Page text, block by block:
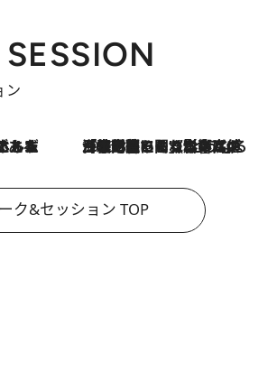
ン
2026.8.3
「住宅建てられない…」「サーチャージ料の高値が続いている」ホルムズ海峡封鎖による影響はいつまで続く？《エネルギー専門家に聞く“どうなる日本の暮らし”》
ク&セッション TOP